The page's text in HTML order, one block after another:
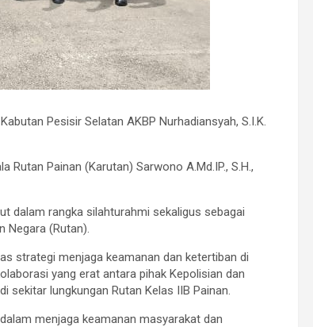
Pesisir Selatan AKBP Nurhadiansyah, S.I.K.
Painan (Karutan) Sarwono A.Md.IP., S.H.,
dalam rangka silahturahmi sekaligus sebagai
Negara (Rutan).
strategi menjaga keamanan dan ketertiban di
yang erat antara pihak Kepolisian dan
sekitar lungkungan Rutan Kelas IIB Painan.
menjaga keamanan masyarakat dan